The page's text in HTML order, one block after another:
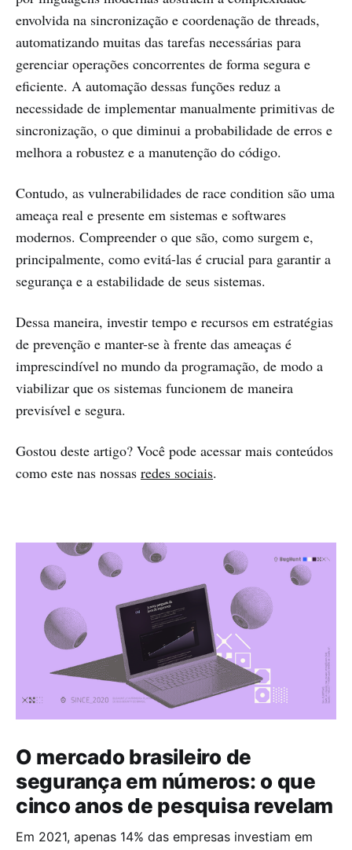
envolvida na sincronização e coordenação de threads,
automatizando muitas das tarefas necessárias para
gerenciar operações concorrentes de forma segura e
eficiente. A automação dessas funções reduz a
necessidade de implementar manualmente primitivas de
sincronização, o que diminui a probabilidade de erros e
melhora a robustez e a manutenção do código.
Contudo, as vulnerabilidades de race condition são uma
ameaça real e presente em sistemas e softwares
modernos. Compreender o que são, como surgem e,
principalmente, como evitá-las é crucial para garantir a
segurança e a estabilidade de seus sistemas.
Dessa maneira, investir tempo e recursos em estratégias
de prevenção e manter-se à frente das ameaças é
imprescindível no mundo da programação, de modo a
viabilizar que os sistemas funcionem de maneira
previsível e segura.
Gostou deste artigo? Você pode acessar mais conteúdos
como este nas nossas redes sociais.
O mercado brasileiro de
segurança em números: o que
cinco anos de pesquisa revelam
Em 2021, apenas 14% das empresas investiam em